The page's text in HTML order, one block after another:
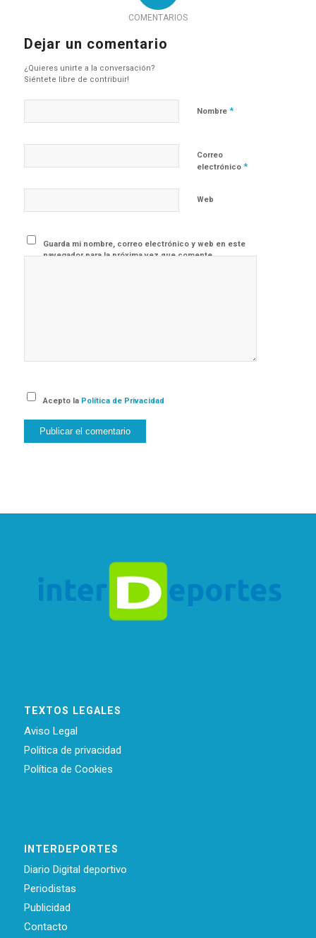
COMENTARIOS
Dejar un comentario
¿Quieres unirte a la conversación?
Siéntete libre de contribuir!
Nombre *
Correo
electrónico *
Web
Guarda mi nombre, correo electrónico y web en este
navegador para la próxima vez que comente.
Acepto la Política de Privacidad
TEXTOS LEGALES
Aviso Legal
Política de privacidad
Política de Cookies
INTERDEPORTES
Diario Digital deportivo
Periodistas
Publicidad
Contacto